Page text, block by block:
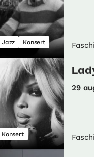
Jazz Konsert
Konsert
29